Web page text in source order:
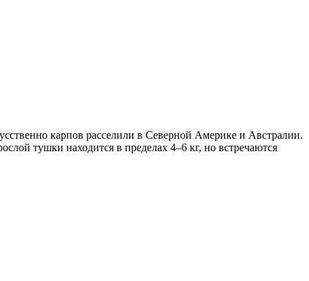
карпов расселили в Северной Америке и Австралии.
тушки находится в пределах 4–6 кг, но встречаются